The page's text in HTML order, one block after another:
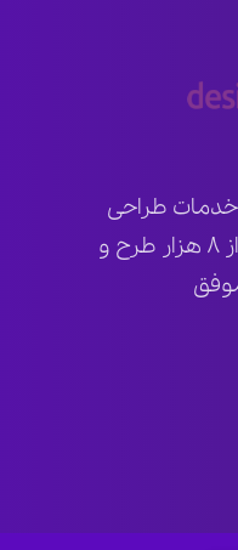
خدمات طراحی
در کشور با بیش از ۸ هزار طرح و